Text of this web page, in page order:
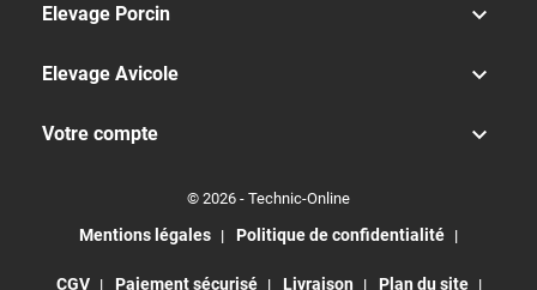
Elevage Porcin 
Elevage Avicole 
Votre compte 
© 2026 - Technic-Online
Mentions légales Politique de confidentialité
CGV Paiement sécurisé Livraison Plan du site